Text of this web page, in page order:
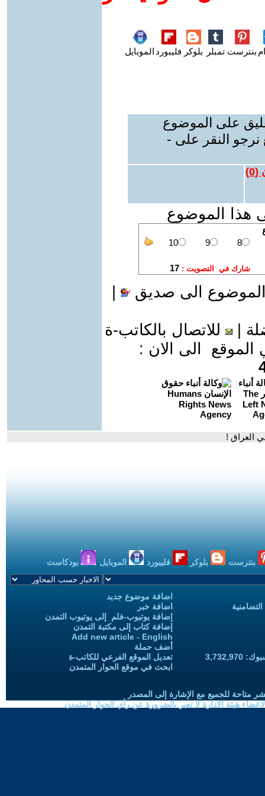
بنترست تمبلر بلوكر فليبورد الموبايل
على الموضوع
نرجو النقر على -
(
0
)
هذا الموضوع
الى صديق
للاتصال بالكاتب-ة
الى الان :
العراق !
بنترست بلوكر فليبورد الموبايل بودكاست
اضافة موضوع جديد
اضافة خبر
إضافة يوتيوب-فلم إلى يوتيوب التمدن
إضافة كتاب إلى مكتبة التمدن
Add new article - English
أضف حملة
تعديل الموقع الفرعي للكاتب-ة
ابحث في موقع الحوار المتمدن
متاحة للجميع مع الإشارة إلى المصدر
هيئة الادارة لا تعبر بالضرورة عن رأي الحوار المتمدن